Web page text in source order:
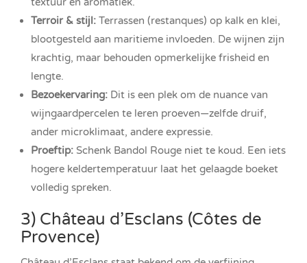
Terroir & stijl: Terrassen (restanques) op kalk en klei,
blootgesteld aan maritieme invloeden. De wijnen zijn
krachtig, maar behouden opmerkelijke frisheid en
lengte.
Bezoekervaring: Dit is een plek om de nuance van
wijngaardpercelen te leren proeven—zelfde druif,
ander microklimaat, andere expressie.
Proeftip: Schenk Bandol Rouge niet te koud. Een iets
hogere keldertemperatuur laat het gelaagde boeket
volledig spreken.
3) Château d’EscIans (Côtes de
Provence)